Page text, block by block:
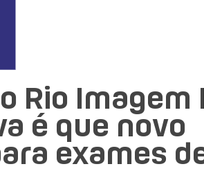
Rio Imagem
é que novo
exames